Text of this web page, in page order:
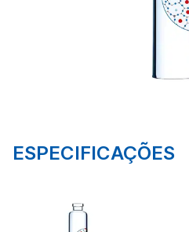
ESPECIFICAÇÕES